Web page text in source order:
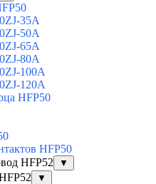
35A
50A
65A
80A
100A
120A
HFP50
HFP50
HFP52
▼
▼